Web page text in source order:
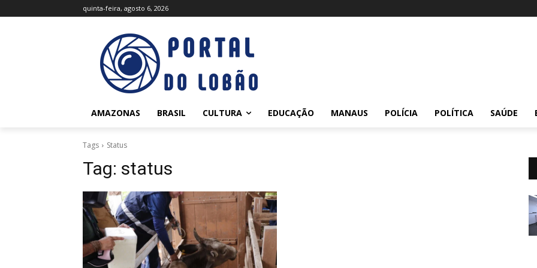
quinta-feira, agosto 6, 2026
AMAZONAS BRASIL CULTURA EDUCAÇÃO MANAUS POLÍCIA POLÍTICA SAÚDE
Tags Status
Tag: status